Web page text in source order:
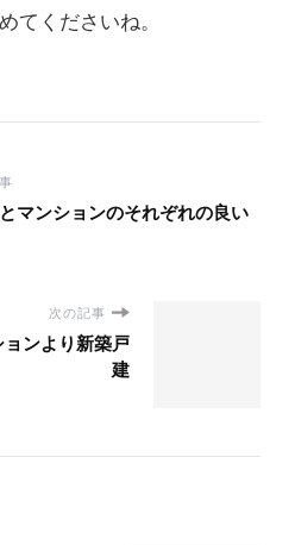
てくださいね。
マンションのそれぞれの良い
次の記事
ンより新築戸
建